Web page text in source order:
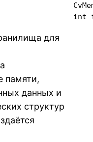
int
для
памяти,
данных и
структур